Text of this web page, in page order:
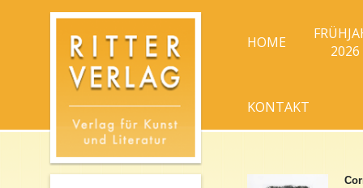
HOME
2026
KONTAKT